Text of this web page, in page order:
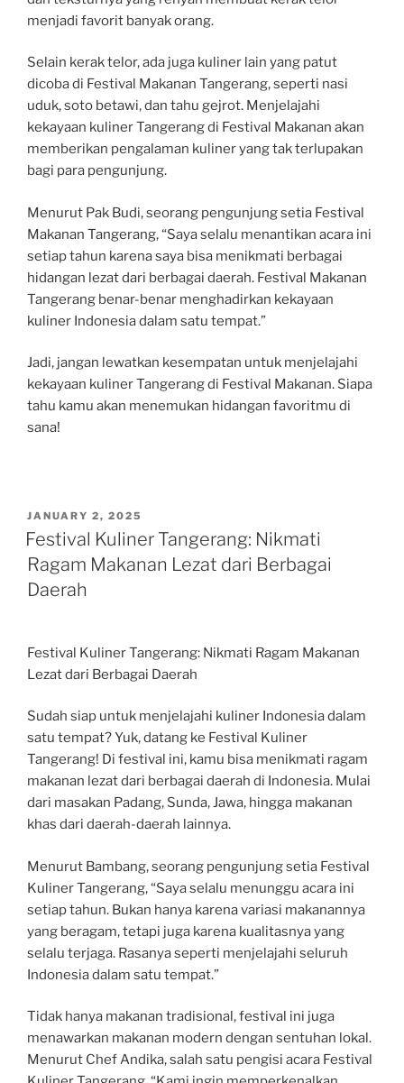
menjadi favorit banyak orang.
Selain kerak telor, ada juga kuliner lain yang patut
dicoba di Festival Makanan Tangerang, seperti nasi
uduk, soto betawi, dan tahu gejrot. Menjelajahi
kekayaan kuliner Tangerang di Festival Makanan akan
memberikan pengalaman kuliner yang tak terlupakan
bagi para pengunjung.
Menurut Pak Budi, seorang pengunjung setia Festival
Makanan Tangerang, “Saya selalu menantikan acara ini
setiap tahun karena saya bisa menikmati berbagai
hidangan lezat dari berbagai daerah. Festival Makanan
Tangerang benar-benar menghadirkan kekayaan
kuliner Indonesia dalam satu tempat.”
Jadi, jangan lewatkan kesempatan untuk menjelajahi
kekayaan kuliner Tangerang di Festival Makanan. Siapa
tahu kamu akan menemukan hidangan favoritmu di
sana!
POSTED
ON
JANUARY 2, 2025
Festival Kuliner Tangerang: Nikmati
Ragam Makanan Lezat dari Berbagai
Daerah
Festival Kuliner Tangerang: Nikmati Ragam Makanan
Lezat dari Berbagai Daerah
Sudah siap untuk menjelajahi kuliner Indonesia dalam
satu tempat? Yuk, datang ke Festival Kuliner
Tangerang! Di festival ini, kamu bisa menikmati ragam
makanan lezat dari berbagai daerah di Indonesia. Mulai
dari masakan Padang, Sunda, Jawa, hingga makanan
khas dari daerah-daerah lainnya.
Menurut Bambang, seorang pengunjung setia Festival
Kuliner Tangerang, “Saya selalu menunggu acara ini
setiap tahun. Bukan hanya karena variasi makanannya
yang beragam, tetapi juga karena kualitasnya yang
selalu terjaga. Rasanya seperti menjelajahi seluruh
Indonesia dalam satu tempat.”
Tidak hanya makanan tradisional, festival ini juga
menawarkan makanan modern dengan sentuhan lokal.
Menurut Chef Andika, salah satu pengisi acara Festival